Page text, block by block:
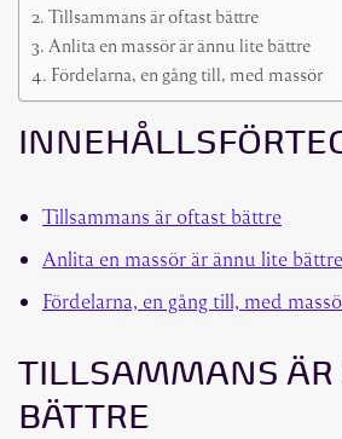
Tillsammans är oftast bättre
Anlita en massör är ännu lite bättre
Fördelarna, en gång till, med massör
Tillsammans är oftast bättre
Anlita en massör är ännu lite bättre
Fördelarna, en gång till, med
TILLSAMMANS ÄR
BÄTTRE